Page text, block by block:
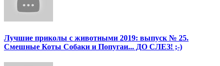
Лучшие приколы с животными 2019: выпуск № 25.
Смешные Коты Собаки и Попугаи... ДО СЛЕЗ! ;-)